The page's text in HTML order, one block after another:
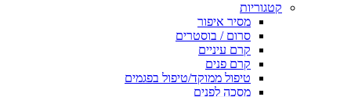
קטגוריות
מסיר איפור
סרום / בוסטרים
קרם עיניים
קרם פנים
טיפול ממוקד/טיפול בפגמים
מסכה לפנים